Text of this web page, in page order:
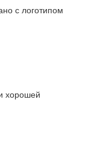
с логотипом
хорошей